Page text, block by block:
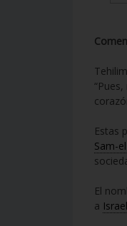
Estas
Sam-el
El
a Israel